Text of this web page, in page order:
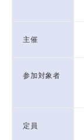
主催
参加対象者
定員